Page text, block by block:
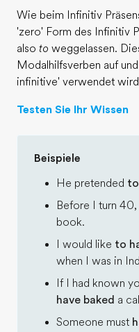
Wer wir sind
Karriere
Werde Teil unseres Teams
Wie beim Infinitiv
'zero' Form des Infinitiv
also to weggelassen.
Modalhilfsverben auf
infinitive' verwendet
Testen Sie Ihr Wissen
Beispiele
He pretended
Before I turn
book.
I would like to
when I was in
If I had known
have baked a
Someone must